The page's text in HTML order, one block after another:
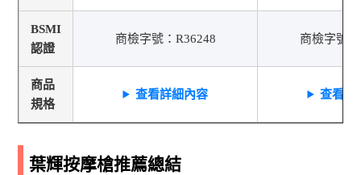
BSMI
認證
商檢字號：R36248 商檢字號
商品
規格
查看詳細內容 查看詳
葉輝按摩槍推薦總結